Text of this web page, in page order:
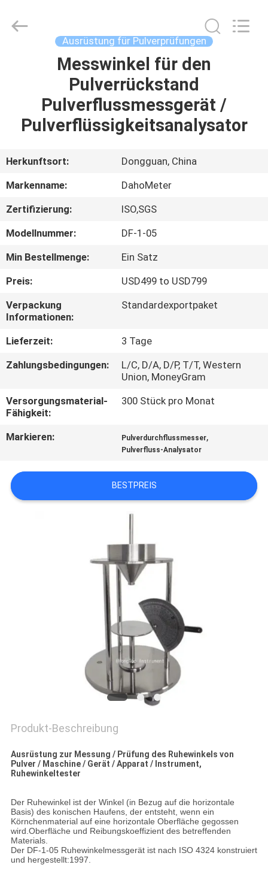
PRODUKTE
UNS
AUSFLUG
QUALITÄTSKONTROLLE
TRETEN
SIE
MIT
UNS
VERBINDUNG
FORDERN
EIN
ZITAT
Developed
Ausrüstung für Pulverprüfungen
Messwinkel für den
Pulverrückstand
Pulverflussmessgerät /
Pulverflüssigkeitsanalysator
Herkunftsort:
Dongguan, China
Markenname:
DahoMeter
Zertifizierung:
ISO,SGS
Modellnummer:
DF-1-05
Min Bestellmenge:
Ein Satz
Preis:
USD499 to USD799
Verpackung
Informationen:
Standardexportpaket
Lieferzeit:
3 Tage
Zahlungsbedingungen:
L/C, D/A, D/P, T/T, Western
Union, MoneyGram
Versorgungsmaterial-
Fähigkeit:
300 Stück pro Monat
Markieren: Pulverdurchflussmesser,
Pulverfluss-Analysator
BESTPREIS
Produkt-Beschreibung
Ausrüstung zur Messung / Prüfung des Ruhewinkels von
Pulver / Maschine / Gerät / Apparat / Instrument,
Ruhewinkeltester
Der Ruhewinkel ist der Winkel (in Bezug auf die horizontale
Basis) des konischen Haufens, der entsteht, wenn ein
Körnchenmaterial auf eine horizontale Oberfläche gegossen
wird.Oberfläche und Reibungskoeffizient des betreffenden
Materials.
Der DF-1-05 Ruhewinkelmessgerät ist nach ISO 4324 konstruiert
und hergestellt:1997.